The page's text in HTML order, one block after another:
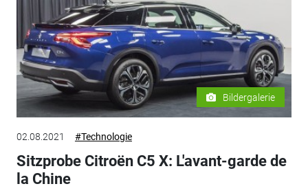
Bildergalerie
02.08.2021 #Technologie
Sitzprobe Citroën C5 X: L'avant-garde de
la Chine